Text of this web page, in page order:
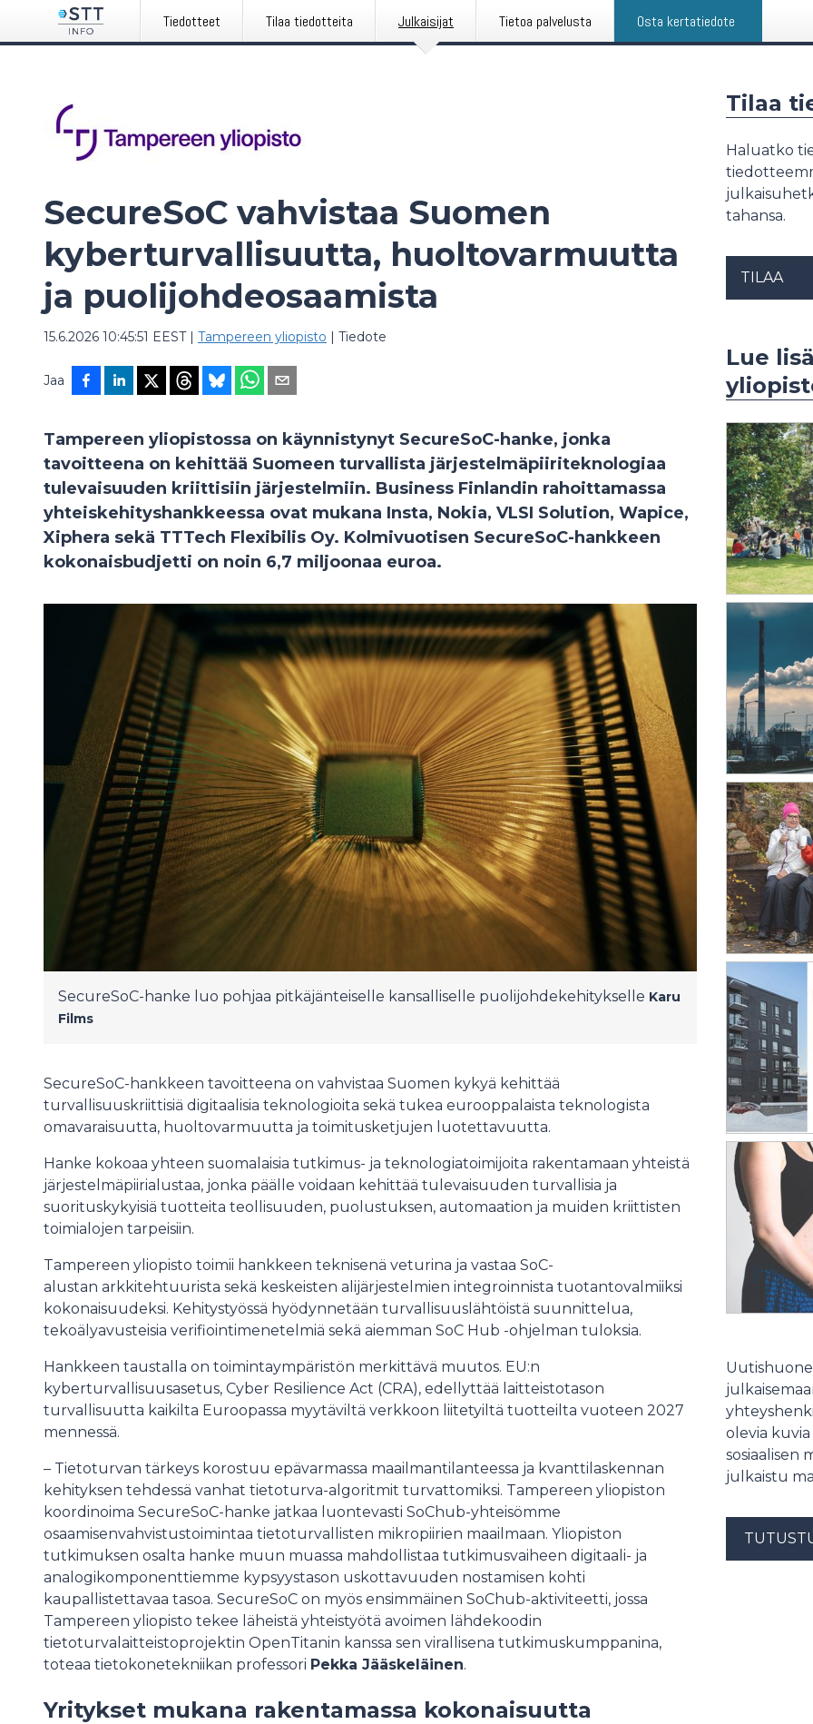
Tiedotteet Tilaa tiedotteita Julkaisijat Tietoa palvelusta Osta kertatiedote
SecureSoC vahvistaa Suomen
kyberturvallisuutta, huoltovarmuutta
ja puolijohdeosaamista
15.6.2026 10:45:51 EEST| Tampereen yliopisto | Tiedote
Jaa
Tampereen yliopistossa on käynnistynyt SecureSoC-hanke, jonka
tavoitteena on kehittää Suomeen turvallista järjestelmäpiiriteknologiaa
tulevaisuuden kriittisiin järjestelmiin. Business Finlandin rahoittamassa
yhteiskehityshankkeessa ovat mukana Insta, Nokia, VLSI Solution, Wapice,
Xiphera sekä TTTech Flexibilis Oy. Kolmivuotisen SecureSoC-hankkeen
kokonaisbudjetti on noin 6,7 miljoonaa euroa.
SecureSoC-hanke luo pohjaa pitkäjänteiselle kansalliselle puolijohdekehitykselle Karu
Films
SecureSoC-hankkeen tavoitteena on vahvistaa Suomen kykyä kehittää
turvallisuuskriittisiä digitaalisia teknologioita sekä tukea eurooppalaista teknologista
omavaraisuutta, huoltovarmuutta ja toimitusketjujen luotettavuutta.
Hanke kokoaa yhteen suomalaisia tutkimus- ja teknologiatoimijoita rakentamaan yhteistä
järjestelmäpiirialustaa, jonka päälle voidaan kehittää tulevaisuuden turvallisia ja
suorituskykyisiä tuotteita teollisuuden, puolustuksen, automaation ja muiden kriittisten
toimialojen tarpeisiin.
Tampereen yliopisto toimii hankkeen teknisenä veturina ja vastaa SoC-
alustan arkkitehtuurista sekä keskeisten alijärjestelmien integroinnista tuotantovalmiiksi
kokonaisuudeksi. Kehitystyössä hyödynnetään turvallisuuslähtöistä suunnittelua,
tekoälyavusteisia verifiointimenetelmiä sekä aiemman SoC Hub -ohjelman tuloksia.
Hankkeen taustalla on toimintaympäristön merkittävä muutos. EU:n
kyberturvallisuusasetus, Cyber Resilience Act (CRA), edellyttää laitteistotason
turvallisuutta kaikilta Euroopassa myytäviltä verkkoon liitetyiltä tuotteilta vuoteen 2027
mennessä.
– Tietoturvan tärkeys korostuu epävarmassa maailmantilanteessa ja kvanttilaskennan
kehityksen tehdessä vanhat tietoturva-algoritmit turvattomiksi. Tampereen yliopiston
koordinoima SecureSoC-hanke jatkaa luontevasti SoChub-yhteisömme
osaamisenvahvistustoimintaa tietoturvallisten mikropiirien maailmaan. Yliopiston
tutkimuksen osalta hanke muun muassa mahdollistaa tutkimusvaiheen digitaali- ja
analogikomponenttiemme kypsyystason uskottavuuden nostamisen kohti
kaupallistettavaa tasoa. SecureSoC on myös ensimmäinen SoChub-aktiviteetti, jossa
Tampereen yliopisto tekee läheistä yhteistyötä avoimen lähdekoodin
tietoturvalaitteistoprojektin OpenTitanin kanssa sen virallisena tutkimuskumppanina,
toteaa tietokonetekniikan professori Pekka Jääskeläinen.
Yritykset mukana rakentamassa kokonaisuutta
Tilaa
Haluatko
tahansa.
TILAA
Lue
olevia
sosiaalisen
julkaistu